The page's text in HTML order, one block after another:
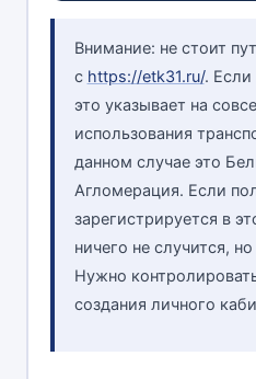
Внимание: не стоит
с https://etk31.ru/. Если
это указывает на
использования
данном случае это
Агломерация. Если
зарегистрируется в
ничего не случится,
Нужно
создания личного